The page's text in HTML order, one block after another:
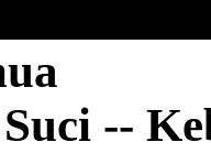
--